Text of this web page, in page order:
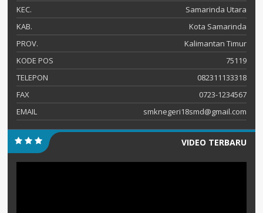
KEC.
Samarinda Utara
KAB.
Kota Samarinda
PROV.
Kalimantan Timur
KODE POS
75119
TELEPON
082311133318
FAX
0723-1234567
EMAIL
smknegeri18smd@gmail.com
VIDEO TERBARU